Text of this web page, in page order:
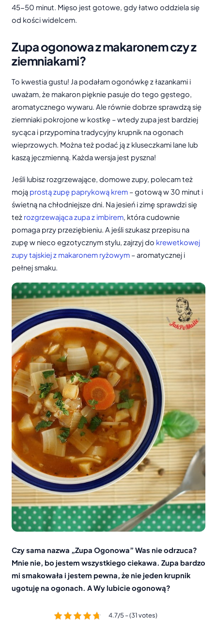
45-50 minut. Mięso jest gotowe, gdy łatwo oddziela się
od kości widelcem.
Zupa ogonowa z makaronem czy z
ziemniakami?
To kwestia gustu! Ja podałam ogonówkę z łazankami i
uważam, że makaron pięknie pasuje do tego gęstego,
aromatycznego wywaru. Ale równie dobrze sprawdzą się
ziemniaki pokrojone w kostkę – wtedy zupa jest bardziej
sycąca i przypomina tradycyjny krupnik na ogonach
wieprzowych. Można też podać ją z kluseczkami lane lub
kaszą jęczmienną. Każda wersja jest pyszna!
Jeśli lubisz rozgrzewające, domowe zupy, polecam też
moją prostą zupę paprykową krem – gotową w 30 minut i
świetną na chłodniejsze dni. Na jesień i zimę sprawdzi się
też rozgrzewająca zupa z imbirem , która cudownie
pomaga przy przeziębieniu. A jeśli szukasz przepisu na
zupę w nieco egzotycznym stylu, zajrzyj do krewetkowej
zupy tajskiej z makaronem ryżowym – aromatycznej i
pełnej smaku.
Czy sama nazwa „Zupa Ogonowa” Was nie odrzuca?
Mnie nie, bo jestem wszystkiego ciekawa. Zupa bardzo
mi smakowała i jestem pewna, że nie jeden krupnik
ugotuję na ogonach. A Wy lubicie ogonową?
4.7/5 – (31 votes)